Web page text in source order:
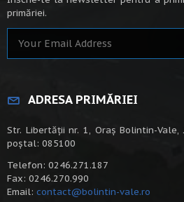
primăriei.
ADRESA PRIMĂRIEI
Str. Libertății nr. 1, Oraș Bolintin-Vale,
poștal: 085100
Telefon: 0246.271.187
Fax: 0246.270.990
Email: contact@bolintin-vale.ro